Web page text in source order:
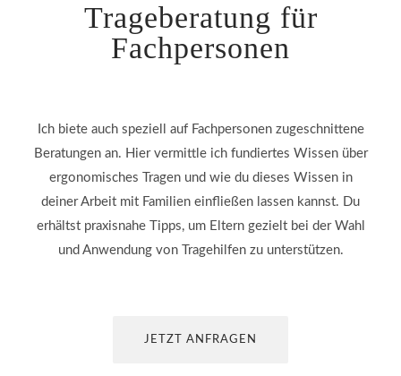
Trageberatung für
Fachpersonen
Ich biete auch speziell auf Fachpersonen zugeschnittene
Beratungen an. Hier vermittle ich fundiertes Wissen über
ergonomisches Tragen und wie du dieses Wissen in
deiner Arbeit mit Familien einfließen lassen kannst. Du
erhältst praxisnahe Tipps, um Eltern gezielt bei der Wahl
und Anwendung von Tragehilfen zu unterstützen.
JETZT ANFRAGEN